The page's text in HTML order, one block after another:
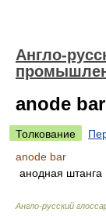
Англо-
anode bar
Толкование
anode bar
анодная штанга
Англо-русский